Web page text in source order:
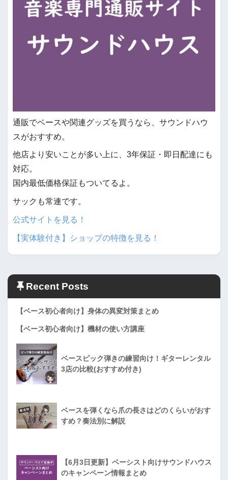
通販でベースや関連グッズを買うなら、サウンドハウ
スがおすすめ。
他店より安いことが多い上に、3年保証・即日配達にも
対応。
国内最低価格保証もついてるよ。
サックも常連です。
公式サイトを見る！
【実体験付き】ショップの特徴を見る！
Recent Posts
【ベース初心者向け】身体の異変対策まとめ
【ベース初心者向け】機材の使い方講座
ベースピック弾きの練習向け！ギターレンタル
3店の比較(おすすめ付き)
ベースを弾くなら爪の長さはどのくらいがおす
すめ？奏法別に解説
【6月3日更新】ベーシスト向けサウンドハウス
のキャンペーン情報まとめ